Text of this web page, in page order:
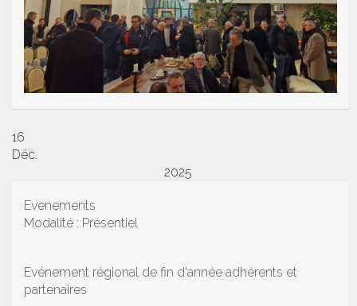
16
Déc.
2025
Evenements
Modalité : Présentiel
Evénement régional de fin d'année adhérents et
partenaires